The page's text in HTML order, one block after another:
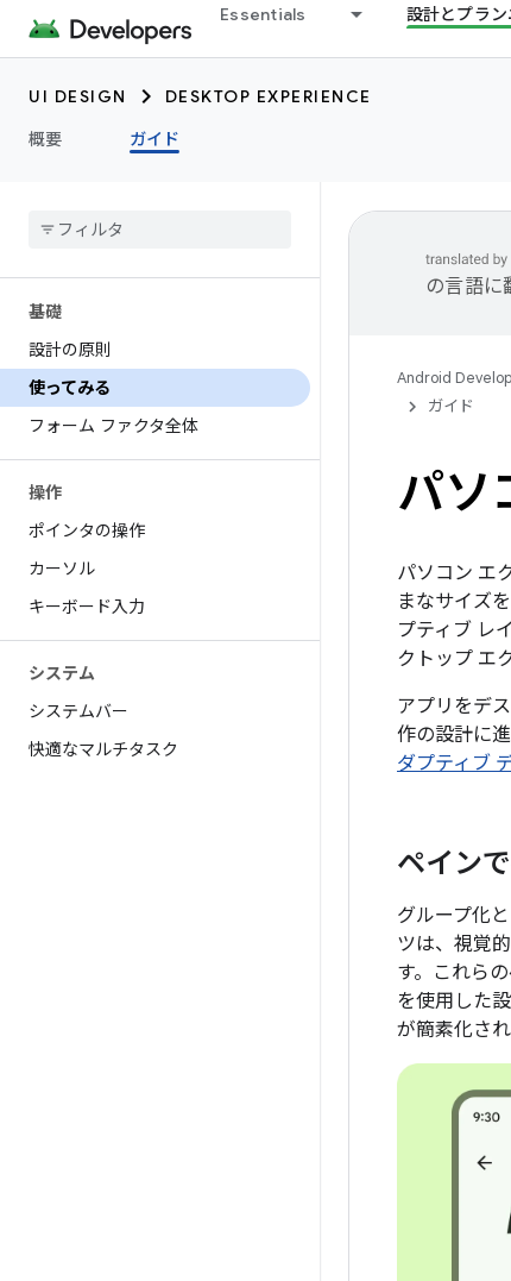
Essentials 設計とプラ
UI DESIGN
DESKTOP EXPERIENCE
概要
ガイド
基礎
設計の原則
使ってみる
フォーム ファクタ全体
操作
ポインタの操作
カーソル
キーボード入力
システム
システムバー
快適なマルチタスク
の言語に
Android
ガイド
パソ
パソコン エ
まなサイズ
プティブ レ
クトップ エ
アプリをデ
作の設計に
ダプティブ
ペイン
グループ化
ツは、視覚
す。これら
を使用した
が簡素化さ